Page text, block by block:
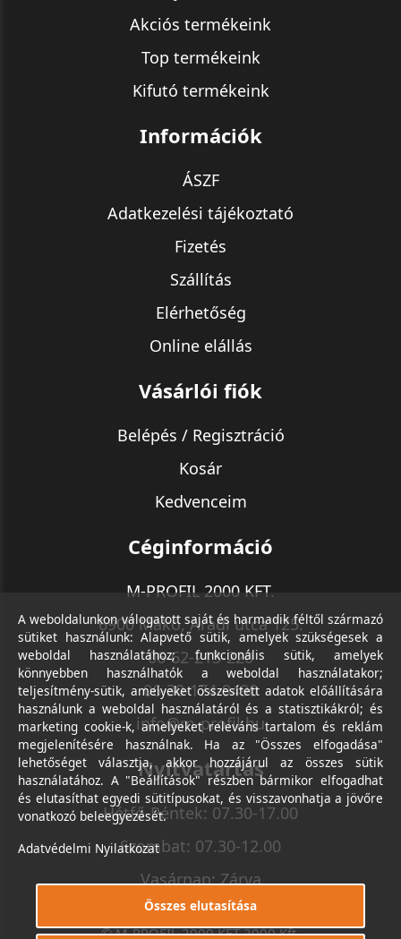
Akciós termékeink
Top termékeink
Kifutó termékeink
Információk
ÁSZF
Adatkezelési tájékoztató
Fizetés
Szállítás
Elérhetőség
Online elállás
Vásárlói fiók
Belépés / Regisztráció
Kosár
Kedvenceim
Céginformáció
M-PROFIL 2000 KFT.
6900 Makó, Aradi utca 125.
06-62-213-220
06-30-174-9490
info@m-profil.hu
Nyitvatartás
Hétfő-Péntek: 07.30-17.00
Szombat: 07.30-12.00
Vasárnap: Zárva
© M-PROFIL 2000 KFT 2000 Kft.
A weboldalunkon válogatott saját és harmadik féltől származó
sütiket használunk: Alapvető sütik, amelyek szükségesek a
weboldal használatához; funkcionális sütik, amelyek
könnyebben használhatók a weboldal használatakor;
teljesítmény-sütik, amelyeket összesített adatok előállítására
használunk a weboldal használatáról és a statisztikákról; és
marketing cookie-k, amelyeket releváns tartalom és reklám
megjelenítésére használnak. Ha az "Összes elfogadása"
lehetőséget választja, akkor hozzájárul az összes sütik
használatához. A "Beállítások" részben bármikor elfogadhat
és elutasíthat egyedi sütitípusokat, és visszavonhatja a jövőre
vonatkozó beleegyezését.
Adatvédelmi Nyilatkozat
Összes elutasítása